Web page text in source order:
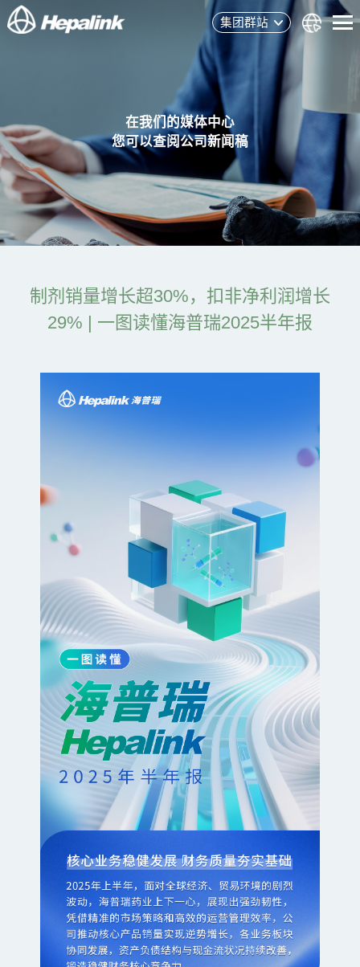
集团群站
在我们的媒体中心
您可以查阅公司新闻稿
制剂销量增长超30%，扣非净利润增长
29% | 一图读懂海普瑞2025半年报